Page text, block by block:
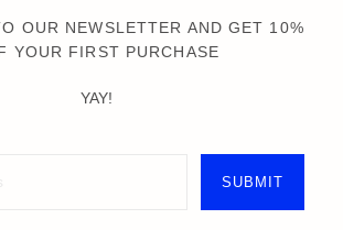
OUR NEWSLETTER AND GET 10%
YOUR FIRST PURCHASE
YAY!